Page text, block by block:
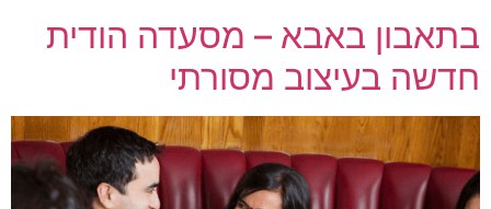
בתאבון באבא – מסעדה הודית
חדשה בעיצוב מסורתי